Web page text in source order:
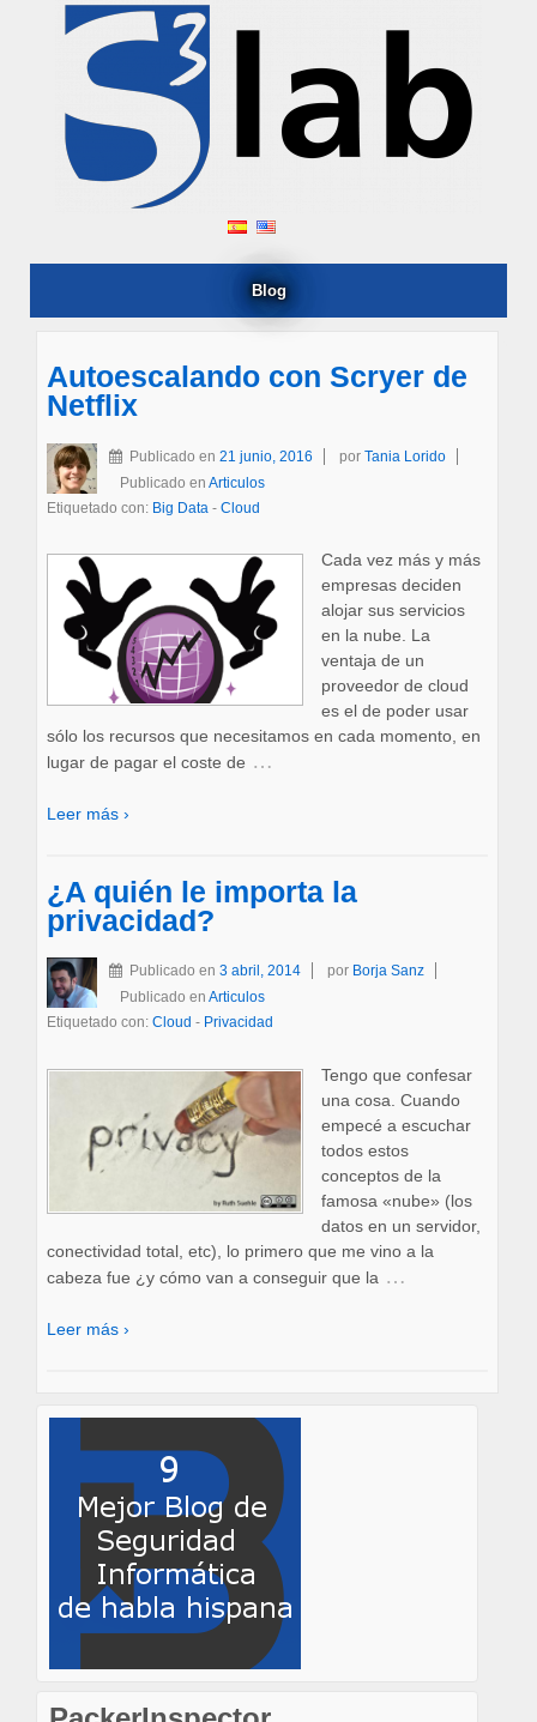
Blog
Autoescalando con Scryer de
Netflix
Publicado en 21 junio, 2016 por Tania Lorido
Publicado en Articulos
Etiquetado con: Big Data - Cloud
Cada vez más y más
empresas deciden
alojar sus servicios
en la nube. La
ventaja de un
proveedor de cloud
es el de poder usar
sólo los recursos que necesitamos en cada momento, en
lugar de pagar el coste de …
Leer más ›
¿A quién le importa la
privacidad?
Publicado en 3 abril, 2014 por Borja Sanz
Publicado en Articulos
Etiquetado con: Cloud - Privacidad
Tengo que confesar
una cosa. Cuando
empecé a escuchar
todos estos
conceptos de la
famosa «nube» (los
datos en un servidor,
conectividad total, etc), lo primero que me vino a la
cabeza fue ¿y cómo van a conseguir que la …
Leer más ›